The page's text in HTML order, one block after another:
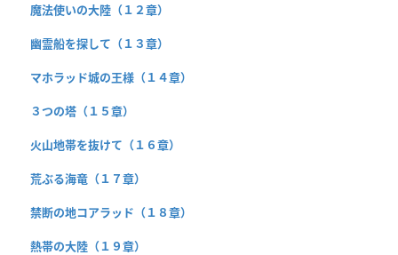
魔法使いの大陸（１２章）
幽霊船を探して（１３章）
マホラッド城の王様（１４章）
３つの塔（１５章）
火山地帯を抜けて（１６章）
荒ぶる海竜（１７章）
禁断の地コアラッド（１８章）
熱帯の大陸（１９章）